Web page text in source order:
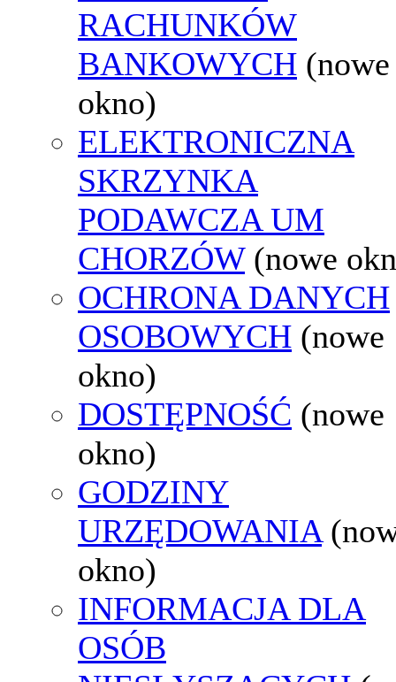
RACHUNKÓW
BANKOWYCH (nowe
okno)
ELEKTRONICZNA
SKRZYNKA
PODAWCZA UM
CHORZÓW (nowe
OCHRONA DANYCH
OSOBOWYCH (nowe
okno)
DOSTĘPNOŚĆ (nowe
okno)
GODZINY
URZĘDOWANIA
okno)
INFORMACJA DLA
OSÓB